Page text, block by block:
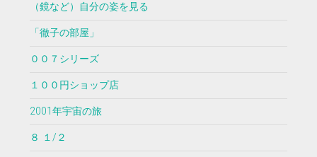
（鏡など）自分の姿を見る
「徹子の部屋」
００７シリーズ
１００円ショップ店
2001年宇宙の旅
８ １/２